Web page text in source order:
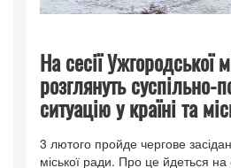
На сесії Ужгородської
розглянуть суспільно-
ситуацію у країні та
3 лютого пройде чергове
міської ради. Про це йдеться на